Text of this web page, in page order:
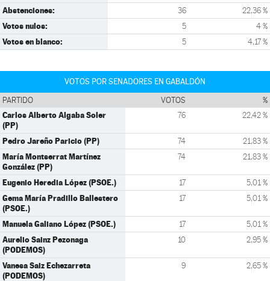
Abstenciones: 36 22,36 %
Votos nulos: 5 4 %
Votos en blanco: 5 4,17 %
VOTOS POR SENADORES EN GABALDÓN
PARTIDO VOTOS %
Carlos Alberto Algaba Soler
(PP)
76 22,42 %
Pedro Jareño Paricio (PP) 74 21,83 %
María Montserrat Martínez
González (PP)
74 21,83 %
Eugenio Heredia López (PSOE.) 17 5,01 %
Gema María Pradillo Ballestero
(PSOE.)
17 5,01 %
Manuela Galiano López (PSOE.) 17 5,01 %
Aurelio Sainz Pezonaga
(PODEMOS)
10 2,95 %
Vanesa Saiz Echezarreta
(PODEMOS)
9 2,65 %